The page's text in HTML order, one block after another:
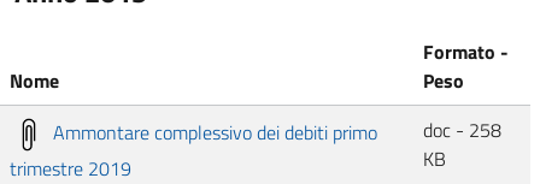
Nome
Formato -
Peso
Ammontare complessivo dei debiti primo
trimestre 2019
doc - 258
KB